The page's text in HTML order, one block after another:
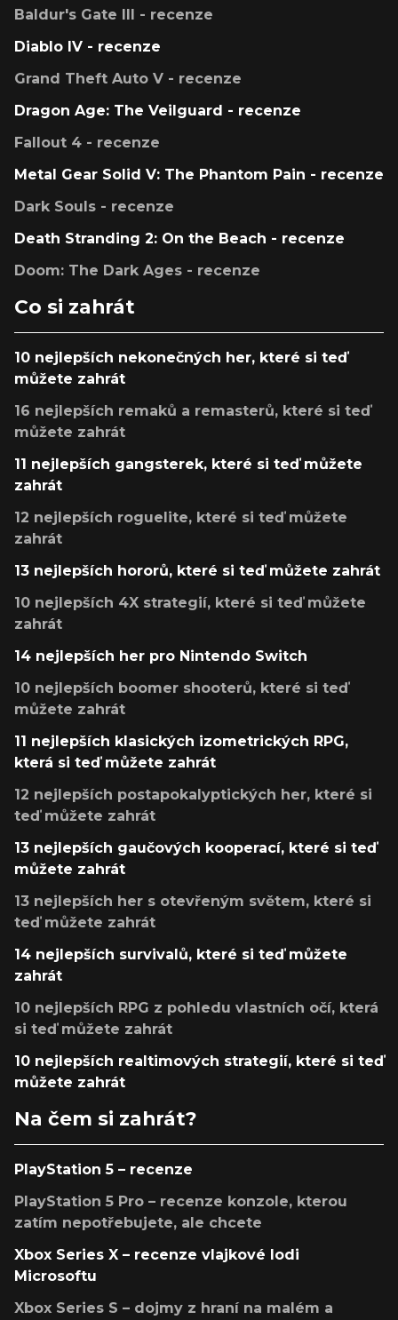
Baldur's Gate III - recenze
Diablo IV - recenze
Grand Theft Auto V - recenze
Dragon Age: The Veilguard - recenze
Fallout 4 - recenze
Metal Gear Solid V: The Phantom Pain - recenze
Dark Souls - recenze
Death Stranding 2: On the Beach - recenze
Doom: The Dark Ages - recenze
Co si zahrát
10 nejlepších nekonečných her, které si teď
můžete zahrát
16 nejlepších remaků a remasterů, které si teď
můžete zahrát
11 nejlepších gangsterek, které si teď můžete
zahrát
12 nejlepších roguelite, které si teď můžete
zahrát
13 nejlepších hororů, které si teď můžete zahrát
10 nejlepších 4X strategií, které si teď můžete
zahrát
14 nejlepších her pro Nintendo Switch
10 nejlepších boomer shooterů, které si teď
můžete zahrát
11 nejlepších klasických izometrických RPG,
která si teď můžete zahrát
12 nejlepších postapokalyptických her, které si
teď můžete zahrát
13 nejlepších gaučových kooperací, které si teď
můžete zahrát
13 nejlepších her s otevřeným světem, které si
teď můžete zahrát
14 nejlepších survivalů, které si teď můžete
zahrát
10 nejlepších RPG z pohledu vlastních očí, která
si teď můžete zahrát
10 nejlepších realtimových strategií, které si teď
můžete zahrát
Na čem si zahrát?
PlayStation 5 – recenze
PlayStation 5 Pro – recenze konzole, kterou
zatím nepotřebujete, ale chcete
Xbox Series X – recenze vlajkové lodi
Microsoftu
Xbox Series S – dojmy z hraní na malém a